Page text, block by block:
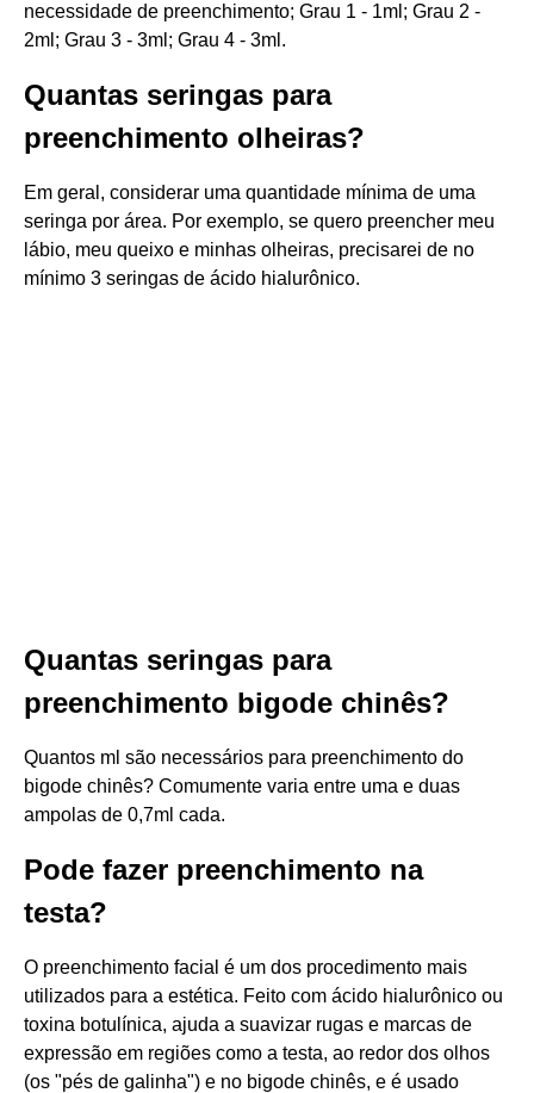
necessidade de preenchimento; Grau 1 - 1ml; Grau 2 -
2ml; Grau 3 - 3ml; Grau 4 - 3ml.
Quantas seringas para
preenchimento olheiras?
Em geral, considerar uma quantidade mínima de uma
seringa por área. Por exemplo, se quero preencher meu
lábio, meu queixo e minhas olheiras, precisarei de no
mínimo 3 seringas de ácido hialurônico.
Quantas seringas para
preenchimento bigode chinês?
Quantos ml são necessários para preenchimento do
bigode chinês? Comumente varia entre uma e duas
ampolas de 0,7ml cada.
Pode fazer preenchimento na
testa?
O preenchimento facial é um dos procedimento mais
utilizados para a estética. Feito com ácido hialurônico ou
toxina botulínica, ajuda a suavizar rugas e marcas de
expressão em regiões como a testa, ao redor dos olhos
(os "pés de galinha") e no bigode chinês, e é usado